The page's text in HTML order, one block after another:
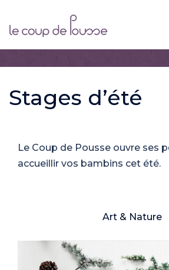
to
content
Stages d’été
Le Coup de Pousse ouvre ses
accueillir vos bambins cet été.
Art & Nature